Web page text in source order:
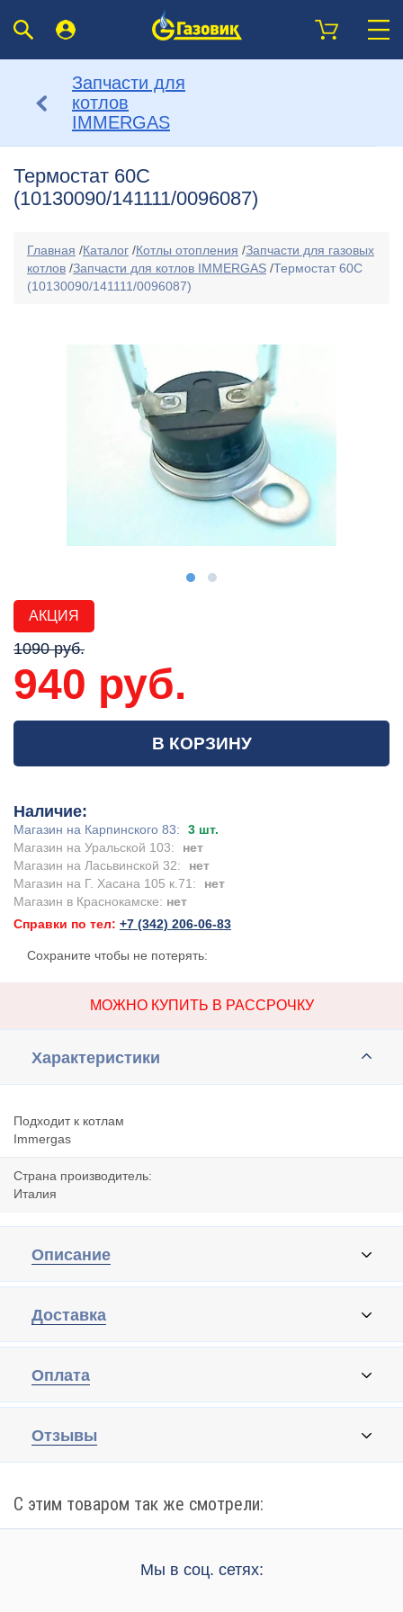
Запчасти для
котлов
IMMERGAS
Термостат 60С
(10130090/141111/0096087)
Главная /Каталог /Котлы отопления /Запчасти для газовых
котлов /Запчасти для котлов IMMERGAS /Термостат 60С
(10130090/141111/0096087)
АКЦИЯ
1090 руб.
940 руб.
В КОРЗИНУ
Наличие:
Магазин на Карпинского 83:
3 шт.
Магазин на Уральской 103:
нет
Магазин на Ласьвинской 32:
нет
Магазин на Г. Хасана 105 к.71:
нет
Магазин в Краснокамске: нет
Справки по тел: +7 (342) 206-06-83
Сохраните чтобы не потерять:
МОЖНО КУПИТЬ В РАССРОЧКУ
Характеристики
Подходит к котлам
Immergas
Страна производитель:
Италия
Описание
Доставка
Оплата
Отзывы
С этим товаром так же смотрели:
Мы в соц. сетях: